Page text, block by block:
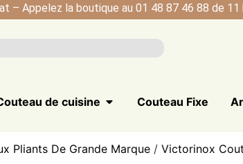
– Appelez la boutique au 01 48 87 46 88 de 11
de cuisine Couteau Fixe
Pliants De Grande Marque /Victorinox